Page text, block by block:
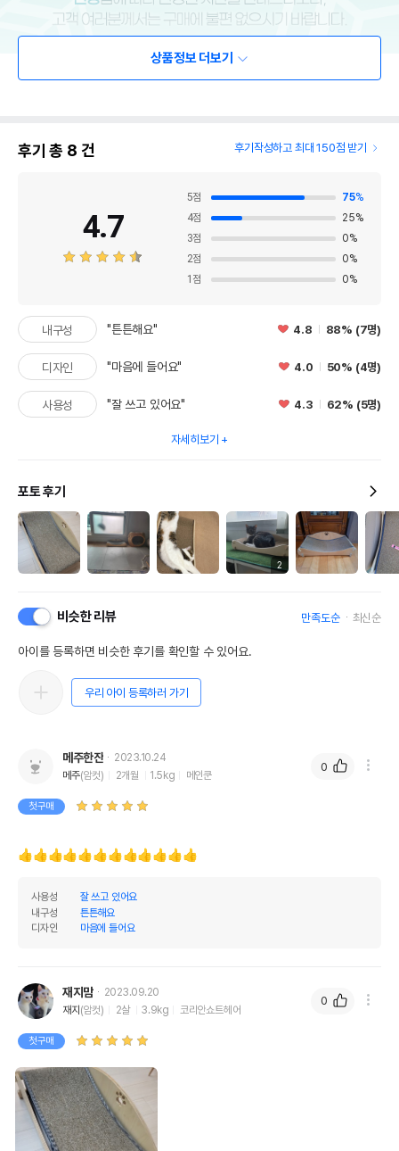
상품정보 더보기
후기 총 8 건 후기작성하고 최대 150점 받기
4.7
5점 75%
4점 25%
3점 0%
2점 0%
1 점 0%
내구성 "튼튼해요" 4.8 88% (7명)
디자인 "마음에 들어요" 4.0 50% (4명)
사용성 "잘 쓰고 있어요" 4.3 62% (5명)
자세히보기
포토 후기
2
비슷한 리뷰 만족도순 최신순
아이를 등록하면 비슷한 후기를 확인할 수 있어요.
우리 아이 등록하러 가기
메주한잔
2023.10.24
메주(암컷) 2개월 1.5kg 메인쿤
첫구매
👍👍👍👍👍👍👍👍👍👍👍👍
사용성
잘 쓰고 있어요
내구성
튼튼해요
디자인
마음에 들어요
0
재지맘
2023.09.20
재지 (암컷) 2살 3.9kg 코리안쇼트헤어
첫구매
0